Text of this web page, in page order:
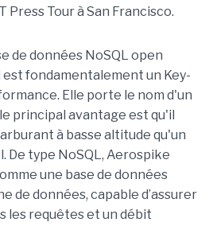
Tour à San Francisco.
de données NoSQL open
est fondamentalement un Key-
Elle porte le nom d'un
principal avantage est qu'il
à basse altitude qu'un
type NoSQL, Aerospike
une base de données
de données, capable d’assurer
les requêtes et un débit